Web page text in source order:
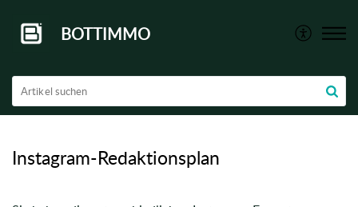
BOTTIMMO
Instagram-Redaktionsplan